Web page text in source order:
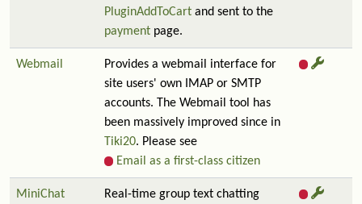
PluginAddToCart and sent to the
payment page.
Webmail
Provides a webmail interface for
site users' own IMAP or SMTP
accounts. The Webmail tool has
been massively improved since in
Tiki20. Please see
Email as a first-class citizen
MiniChat Real-time group text chatting